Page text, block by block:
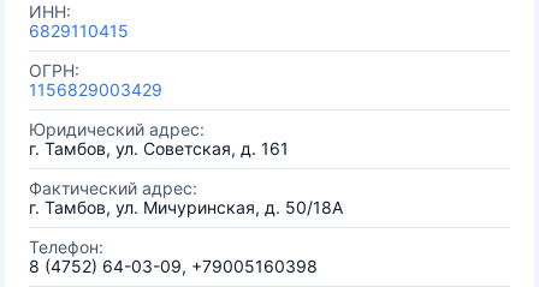
ИНН:
6829110415
ОГРН:
1156829003429
Юридический адрес:
г. Тамбов, ул. Советская, д. 161
Фактический адрес:
г. Тамбов, ул. Мичуринская, д. 50/18А
Телефон:
8 (4752) 64-03-09, +79005160398